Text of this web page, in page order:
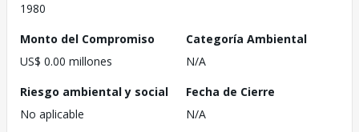
1980
Monto del Compromiso
US$ 0.00 millones
Categoría Ambiental
N/A
Riesgo ambiental y social
No aplicable
Fecha de Cierre
N/A